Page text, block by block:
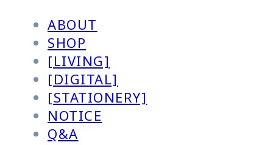
ABOUT
SHOP
[LIVING]
[DIGITAL]
[STATIONERY]
NOTICE
Q&A